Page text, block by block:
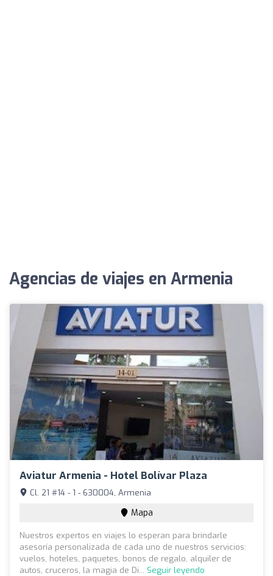
Agencias de viajes en Armenia
Aviatur Armenia - Hotel Bolívar Plaza
Cl. 21 #14 - 1 - 630004, Armenia
Mapa
Nuestros expertos en viajes lo esperan para brindarle
asesoría personalizada de cada uno de nuestros servicios:
vuelos, hoteles, paquetes, bonos de regalo, alquiler de
autos, cruceros, la magia de Di... Seguir leyendo